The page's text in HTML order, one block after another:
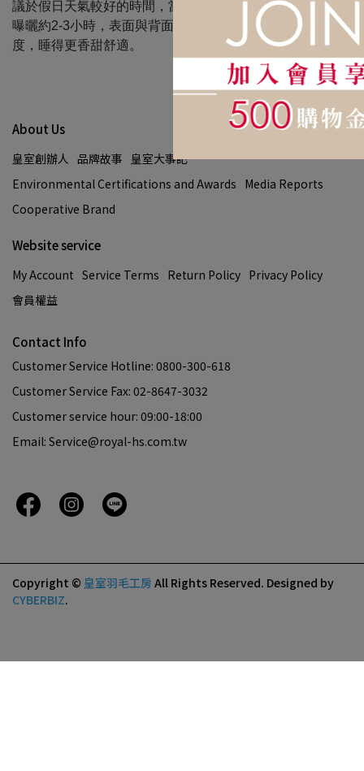
議於假日天氣較好的時間，當日上午10點至下午3點左右，
曝曬約2-3小時，表面與背面盡量平均曝曬，保持最佳蓬鬆
度，睡得更香甜舒適。
About Us
皇室創辦人 品牌故事 皇室大事記
Environmental Certifications and Awards Media Reports
Cooperative Brand
Website service
My Account Service Terms Return Policy Privacy Policy
會員權益
Contact Info
Customer Service Hotline: 0800-300-618
Customer Service Fax: 02-8647-3032
Customer service hour: 09:00-18:00
Email: Service@royal-hs.com.tw
Copyright © 皇室羽毛工房 All Rights Reserved. Designed by
CYBERBIZ.